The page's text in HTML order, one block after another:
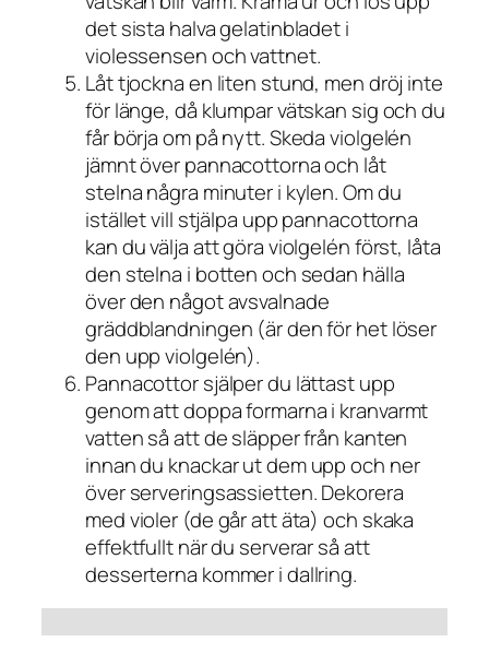
det sista halva gelatinbladet i
violessensen och vattnet.
Låt tjockna en liten stund, men dröj inte
för länge, då klumpar vätskan sig och du
får börja om på nytt. Skeda violgelén
jämnt över pannacottorna och låt
stelna några minuter i kylen. Om du
istället vill stjälpa upp pannacottorna
kan du välja att göra violgelén först, låta
den stelna i botten och sedan hälla
över den något avsvalnade
gräddblandningen (är den för het löser
den upp violgelén).
Pannacottor själper du lättast upp
genom att doppa formarna i kranvarmt
vatten så att de släpper från kanten
innan du knackar ut dem upp och ner
över serveringsassietten. Dekorera
med violer (de går att äta) och skaka
effektfullt när du serverar så att
desserterna kommer i dallring.